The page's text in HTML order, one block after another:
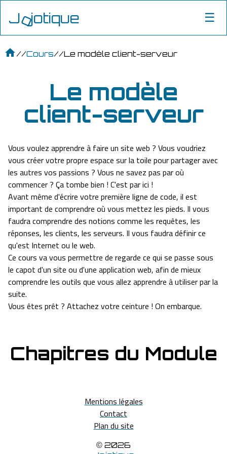
Jojotique ☰
Accueil
Cours Le modèle client-serveur
Le modèle
client-serveur
Vous voulez apprendre à faire un site web ? Vous voudriez
vous créer votre propre espace sur la toile pour partager avec
les autres vos passions ? Vous ne savez pas par où
commencer ? Ça tombe bien ! C'est par ici !
Avant même d'écrire votre première ligne de code, il est
important de comprendre où vous mettez les pieds. Il vous
faudra comprendre des notions comme les requêtes, les
réponses, les clients, les serveurs. Il vous faudra définir ce
qu'est Internet ou le web.
Ce cours va vous permettre de regarde ce qui se passe sous
le capot d'un site ou d'une application web, afin de mieux
comprendre les outils que vous allez apprendre à utiliser par la
suite.
Vous êtes prêt ? Attachez votre ceinture ! On embarque.
Chapitres du Module
Mentions légales
Contact
Plan du site
© 2026